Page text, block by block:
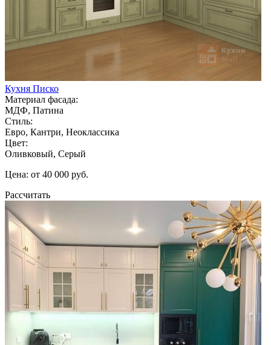
Кухня Писко
Материал фасада:
МДФ, Патина
Стиль:
Евро, Кантри, Неоклассика
Цвет:
Оливковый, Серый
Цена: от 40 000 руб.
Рассчитать